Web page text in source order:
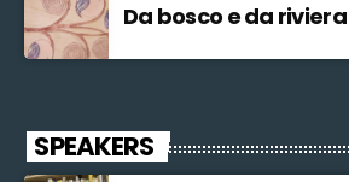
Da bosco e da
SPEAKERS